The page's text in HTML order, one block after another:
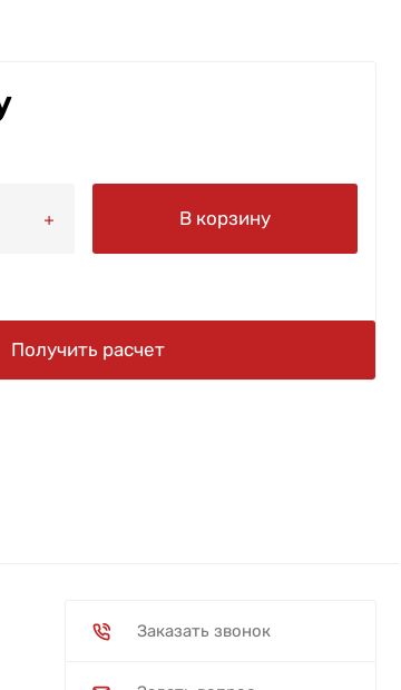
В корзину
Получить расчет
Заказать звонок